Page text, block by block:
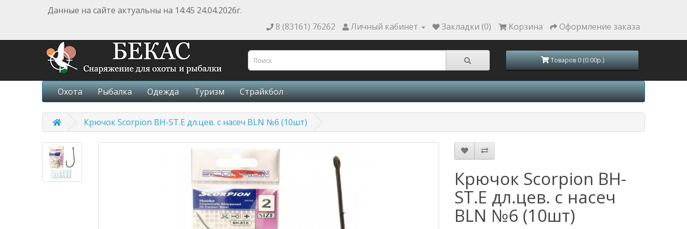
Данные на сайте актуальны на 14:45 24.04.2026г.
8 (83161) 76262
Личный кабинет Закладки (0) Корзина Оформление заказа
Товаров 0 (0.00р.)
Охота Рыбалка Одежда Туризм Страйкбол
Крючок Scorpion BH-ST.E дл.цев. с насеч BLN №6 (10шт)
Крючок Scorpion BH-
ST.E дл.цев. с насеч
BLN №6 (10шт)